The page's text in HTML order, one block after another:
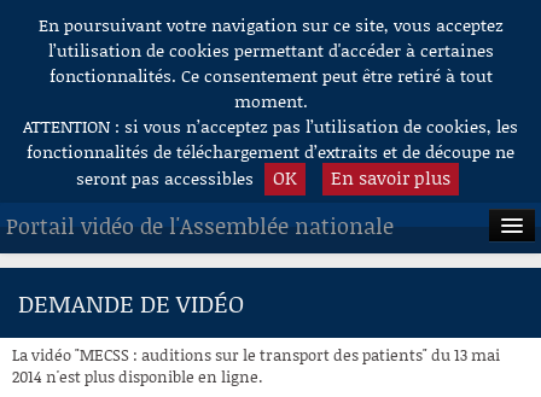
Aller au contenu
En poursuivant votre navigation sur ce site, vous acceptez
l’utilisation de cookies permettant d'accéder à certaines
fonctionnalités. Ce consentement peut être retiré à tout
moment.
ATTENTION : si vous n’acceptez pas l’utilisation de cookies, les
fonctionnalités de téléchargement d’extraits et de découpe ne
seront pas accessibles
OK En savoir plus
Portail vidéo de l'Assemblée nationale
ACCUEIL
À LA DEMANDE
DEMANDE DE VIDÉO
La vidéo "MECSS : auditions sur le transport des patients" du 13 mai
2014 n'est plus disponible en ligne.